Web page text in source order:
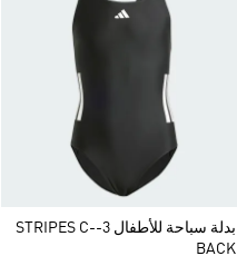
بدلة سباحة للأطفال 3-STRIPES C-
BACK